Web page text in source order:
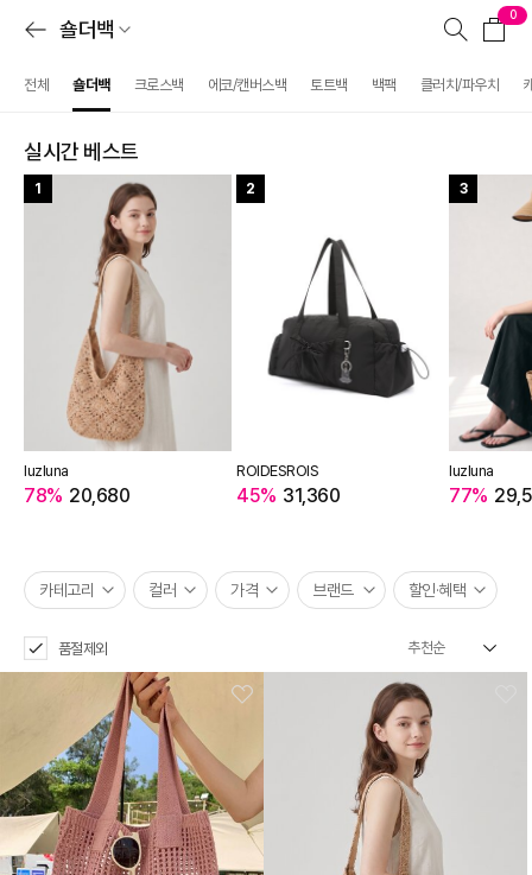
숄더백
0
전체 숄더백 크로스백 에코/캔버스백 토트백 백팩 클러치/파우치
실시간 베스트
1
luzluna
78% 20,680
2
ROIDESROIS
45% 31,360
3
luzluna
77%
카테고리 컬러 가격 브랜드 할인·혜택
품절제외